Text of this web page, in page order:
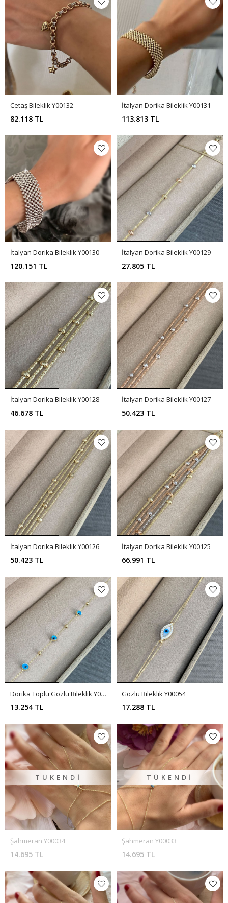
Cetaş Bileklik Y00132
82.118 TL
İtalyan Dorika Bileklik Y00131
113.813 TL
İtalyan Dorika Bileklik Y00130
120.151 TL
İtalyan Dorika Bileklik Y00129
27.805 TL
İtalyan Dorika Bileklik Y00128
46.678 TL
İtalyan Dorika Bileklik Y00127
50.423 TL
İtalyan Dorika Bileklik Y00126
50.423 TL
İtalyan Dorika Bileklik Y00125
66.991 TL
Dorika Toplu Gözlü Bileklik Y00123
13.254 TL
Gözlü Bileklik Y00054
17.288 TL
TÜKENDI
Şahmeran Y00034
14.695 TL
TÜKENDI
Şahmeran Y00033
14.695 TL